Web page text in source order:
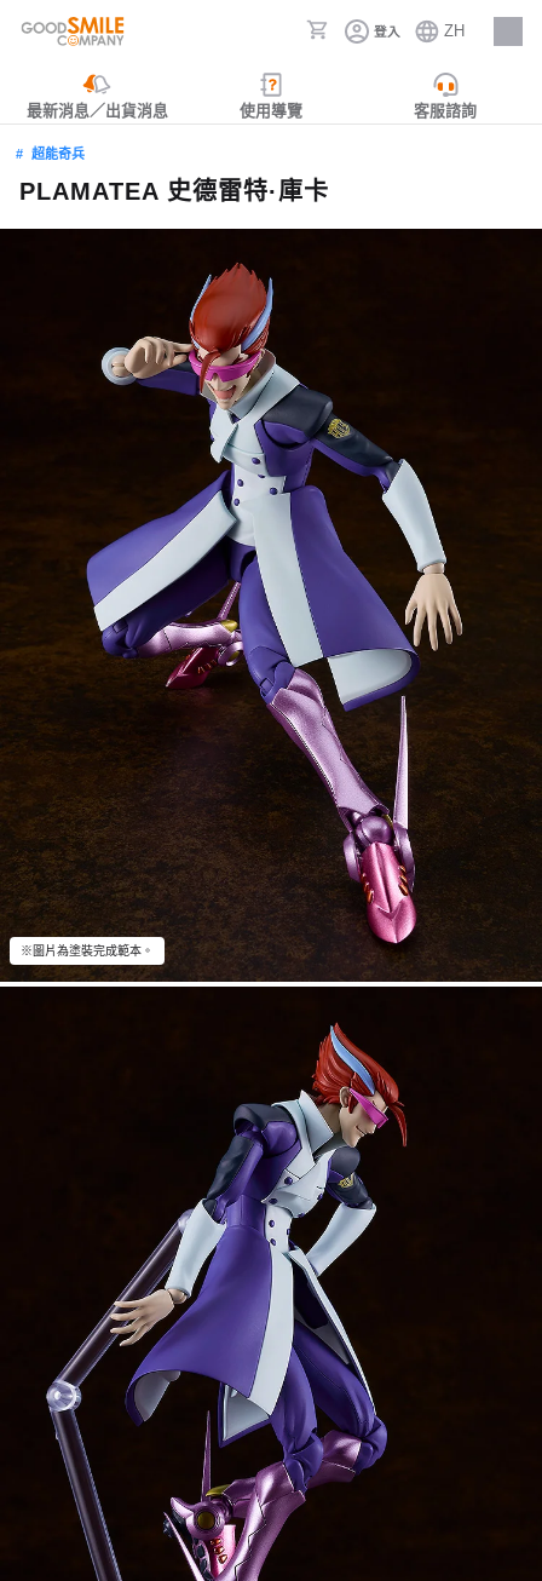
登入 ZH
人才招募
最新消息／出貨消息 使用導覽 客服諮詢
超能奇兵
PLAMATEA 史德雷特·庫卡
※圖片為塗裝完成範本。